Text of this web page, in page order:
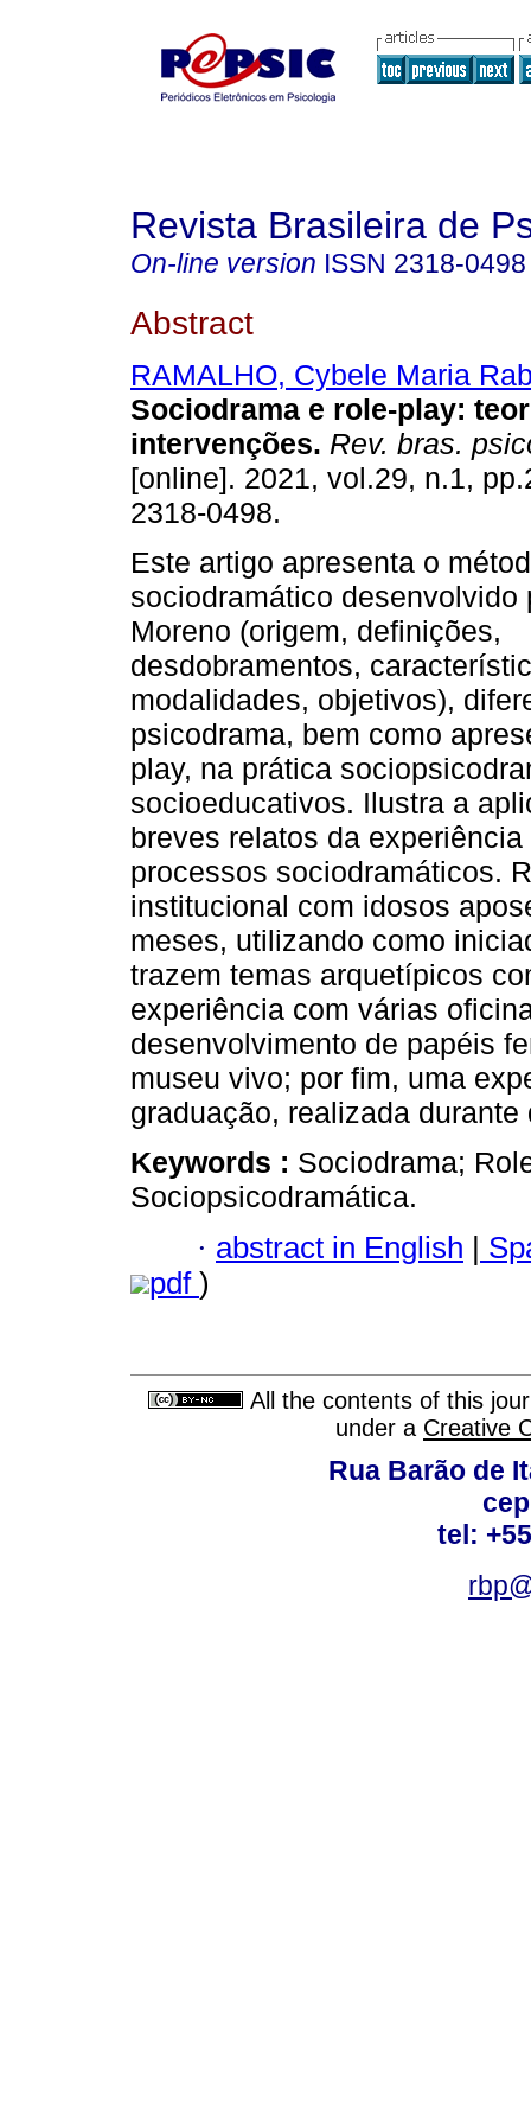
Revista Brasileira de
On-line version ISSN 2318-0498
Abstract
RAMALHO, Cybele Maria
Sociodrama e role-play:
intervenções. Rev. bras.
[online]. 2021, vol.29, n.1,
2318-0498.
Este artigo apresenta o
sociodramático desenvolvido
Moreno (origem, definições,
desdobramentos,
modalidades, objetivos),
psicodrama, bem como
play, na prática
socioeducativos. Ilustra a
breves relatos da
processos sociodramáticos.
institucional com idosos
meses, utilizando como
trazem temas arquetípicos
experiência com várias
desenvolvimento de papéis
museu vivo; por fim, uma
graduação, realizada
Keywords : Sociodrama;
Sociopsicodramática.
· abstract in English |
pdf )
All the contents of this
under a Creative
Rua Barão de
tel: